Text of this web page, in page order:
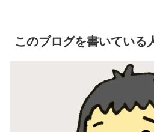
このブログを書いている